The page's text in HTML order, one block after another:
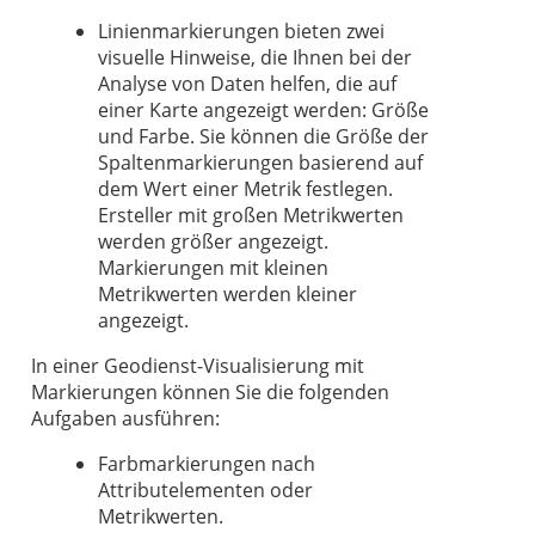
Linienmarkierungen bieten zwei
visuelle Hinweise, die Ihnen bei der
Analyse von Daten helfen, die auf
einer Karte angezeigt werden: Größe
und Farbe. Sie können die Größe der
Spaltenmarkierungen basierend auf
dem Wert einer Metrik festlegen.
Ersteller mit großen Metrikwerten
werden größer angezeigt.
Markierungen mit kleinen
Metrikwerten werden kleiner
angezeigt.
In einer Geodienst-Visualisierung mit
Markierungen können Sie die folgenden
Aufgaben ausführen:
Farbmarkierungen nach
Attributelementen oder
Metrikwerten.